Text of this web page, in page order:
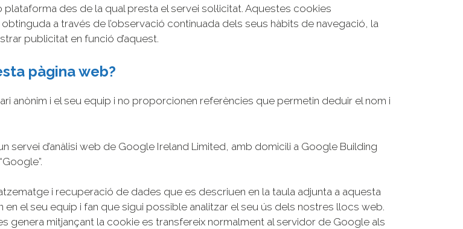
des de la qual presta el servei sol·licitat. Aquestes cookies
a través de l’observació continuada dels seus hàbits de navegació, la
publicitat en funció d’aquest.
pàgina web?
anònim i el seu equip i no proporcionen referències que permetin deduir el nom i
servei d’anàlisi web de Google Ireland Limited, amb domicili a Google Building
i recuperació de dades que es descriuen en la taula adjunta a aquesta
el seu equip i fan que sigui possible analitzar el seu ús dels nostres llocs web.
genera mitjançant la cookie es transfereix normalment al servidor de Google als